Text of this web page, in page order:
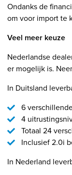
Ondanks de
om voor import te
Veel meer keuze
Nederlandse
er mogelijk is.
In Duitsland
6
4
Totaal 24
Inclusief 2.0i
In Nederland